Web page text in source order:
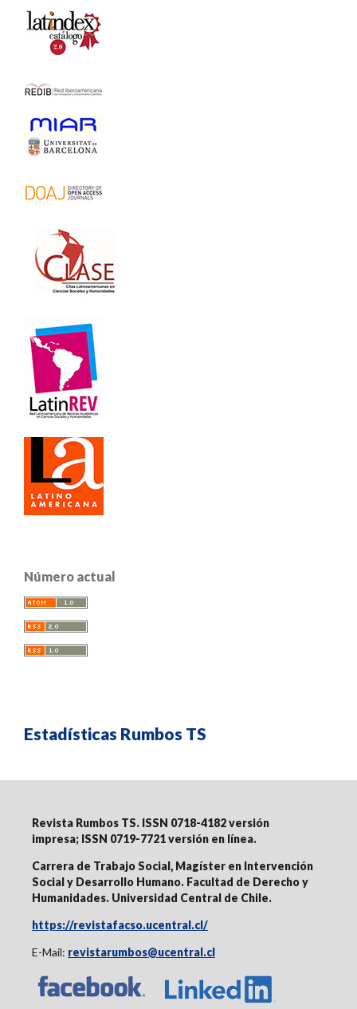
Número actual
Estadísticas Rumbos TS
Revista Rumbos TS. ISSN 0718-4182 versión
impresa; ISSN 0719-7721 versión en línea.
Carrera de Trabajo Social, Magíster en Intervención
Social y Desarrollo Humano. Facultad de Derecho y
Humanidades. Universidad Central de Chile.
https://revistafacso.ucentral.cl/
E-Mail: revistarumbos@ucentral.cl